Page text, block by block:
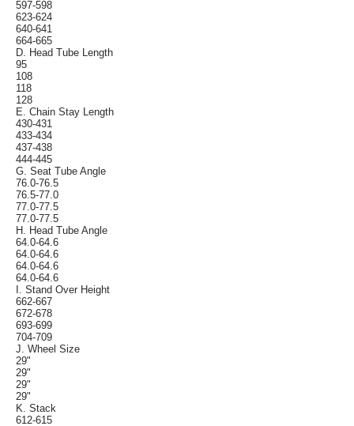
597-598
623-624
640-641
664-665
D. Head Tube Length
95
108
118
128
E. Chain Stay Length
430-431
433-434
437-438
444-445
G. Seat Tube Angle
76.0-76.5
76.5-77.0
77.0-77.5
77.0-77.5
H. Head Tube Angle
64.0-64.6
64.0-64.6
64.0-64.6
64.0-64.6
I. Stand Over Height
662-667
672-678
693-699
704-709
J. Wheel Size
29"
29"
29"
29"
K. Stack
612-615